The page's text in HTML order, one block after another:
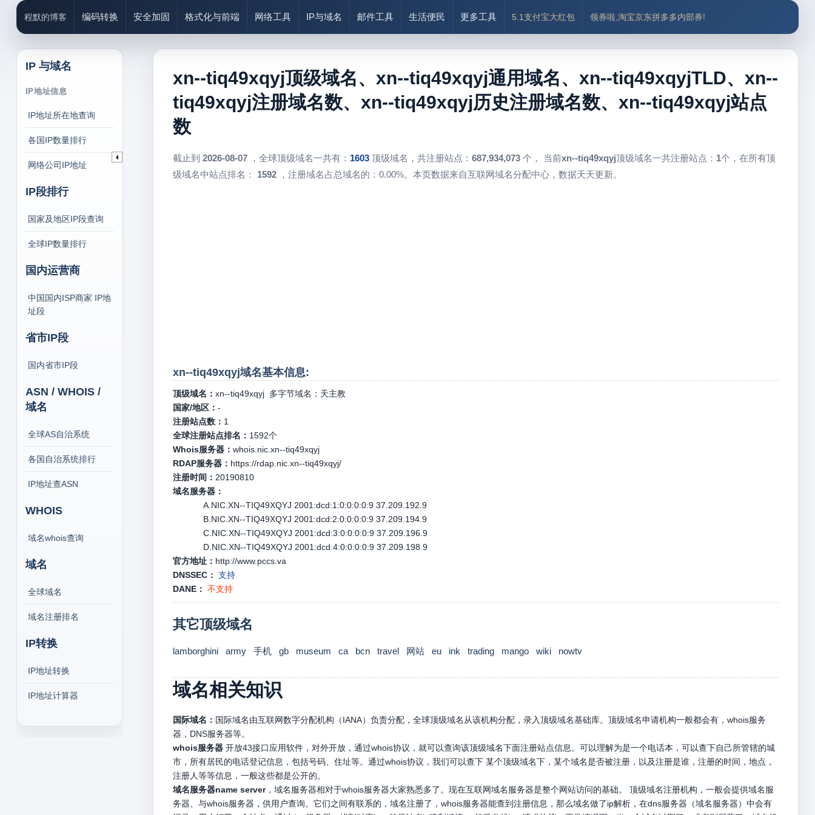
程默的博客 编码转换 安全加固 格式化与前端 网络工具 IP与域名 邮件工具 生活便民 更多工具 5.1支付宝大红包 领券啦,淘宝京东拼多多内部券!
IP 与域名
IP地址信息
IP地址所在地查询
各国IP数量排行
网络公司IP地址
IP段排行
国家及地区IP段查询
全球IP数量排行
国内运营商
中国国内ISP商家 IP地
址段
省市IP段
国内省市IP段
ASN / WHOIS /
域名
全球AS自治系统
各国自治系统排行
IP地址查ASN
WHOIS
域名whois查询
域名
全球域名
域名注册排名
IP转换
IP地址转换
IP地址计算器
xn--tiq49xqyj顶级域名、xn--tiq49xqyj通用域名、xn--tiq49xqyjTLD、xn--
tiq49xqyj注册域名数、xn--tiq49xqyj历史注册域名数、xn--tiq49xqyj站点
数
截止到 2026-08-07，全球顶级域名一共有： 1603 顶级域名，共注册站点： 687,934,073 个， 当前xn--tiq49xqyj顶级域名一共注册站点： 1个，在所有顶
级域名中站点排名： 1592，注册域名占总域名的：0.00%。本页数据来自互联网域名分配中心，数据天天更新。
xn--tiq49xqyj域名基本信息:
顶级域名： xn--tiq49xqyj多字节域名： 天主教
国家/地区： -
注册站点数： 1
全球注册站点排名： 1592个
Whois服务器： whois.nic.xn--tiq49xqyj
RDAP服务器： https://rdap.nic.xn--tiq49xqyj/
注册时间： 20190810
域名服务器：
A.NIC.XN--TIQ49XQYJ 2001:dcd:1:0:0:0:0:9 37.209.192.9
B.NIC.XN--TIQ49XQYJ 2001:dcd:2:0:0:0:0:9 37.209.194.9
C.NIC.XN--TIQ49XQYJ 2001:dcd:3:0:0:0:0:9 37.209.196.9
D.NIC.XN--TIQ49XQYJ 2001:dcd:4:0:0:0:0:9 37.209.198.9
官方地址： http://www.pccs.va
DNSSEC： 支持
DANE： 不支持
其它顶级域名
lamborghini army 手机 gb museum ca bcn travel 网站 eu ink trading mango wiki nowtv
域名相关知识
国际域名： 国际域名由互联网数字分配机构（IANA）负责分配，全球顶级域名从该机构分配，录入顶级域名基础库。顶级域名申请机构一般都会有，whois服务
器，DNS服务器等。
whois服务器开放43接口应用软件，对外开放，通过whois协议，就可以查询该顶级域名下面注册站点信息。可以理解为是一个电话本，可以查下自己所管辖的城
市，所有居民的电话登记信息，包括号码、住址等。通过whois协议，我们可以查下 某个顶级域名下，某个域名是否被注册，以及注册是谁，注册的时间，地点，
注册人等等信息，一般这些都是公开的。
域名服务器name server，域名服务器相对于whois服务器大家熟悉多了。现在互联网域名服务器是整个网站访问的基础。 顶级域名注册机构，一般会提供域名服
务器、与whois服务器，供用户查询。它们之间有联系的，域名注册了，whois服务器能查到注册信息，那么域名做了ip解析，在dns服务器（域名服务器）中会有